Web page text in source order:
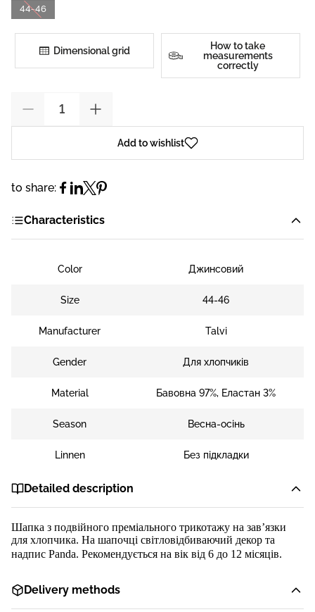
44-46
Dimensional grid
How to take
measurements
correctly
Add to wishlist
to share:
Characteristics
Color Джинсовий
Size 44-46
Manufacturer Talvi
Gender Для хлопчиків
Material Бавовна 97%, Еластан 3%
Season Весна-осінь
Linnen Без підкладки
Detailed description
Шапка з подвійного преміального трикотажу на зав’язки
для хлопчика. На шапочці світловідбиваючий декор та
надпис Panda. Рекомендується на вік від 6 до 12 місяців.
Delivery methods